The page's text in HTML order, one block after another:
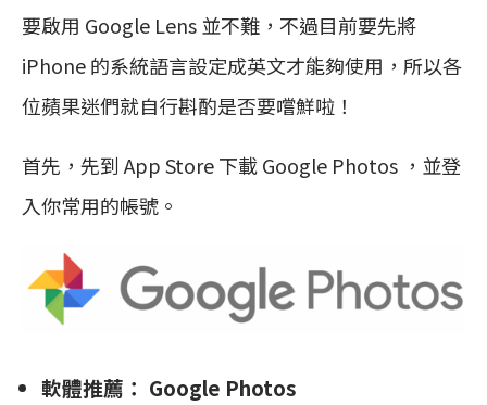
要啟用 Google Lens 並不難，不過目前要先將
iPhone 的系統語言設定成英文才能夠使用，所以各
位蘋果迷們就自行斟酌是否要嚐鮮啦！
首先，先到 App Store 下載 Google Photos ，並登
入你常用的帳號。
軟體推薦： Google Photos